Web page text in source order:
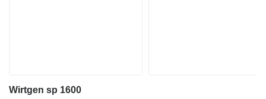
Wirtgen sp 1600